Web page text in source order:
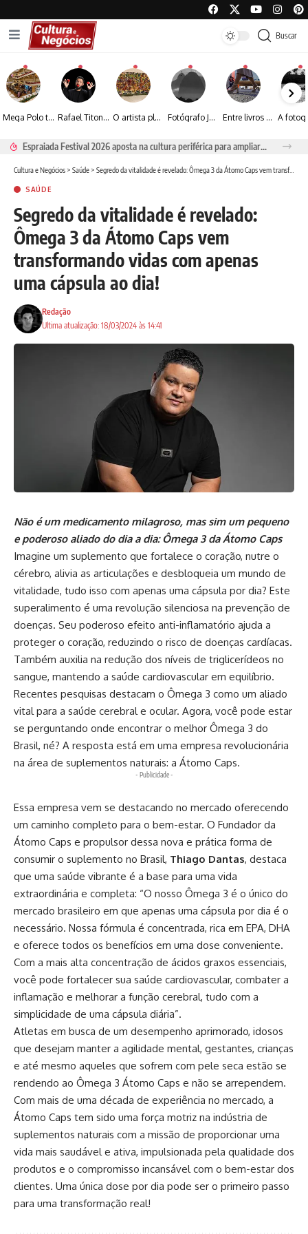
Buscar
Mega Polo transforma lançamento de coleção em plataforma nacional de negócios e projeta crescimento de mais de 15% Rafael Titonelly leva magia e acolhimento a crianças em tratamento oncológico em Juiz de Fora O artista plástico Jorge Luiz transforma sustentabilidade e criatividade em arte contemporânea Fotógrafo José Roberto apresenta um olhar sensível sobre arquitetura, formas e luz na fotografia Entre livros e fotografia autoral, Sebastião Reis consolida uma trajetória marcada pelo olhar artístico
Espraiada Festival 2026 aposta na cultura periférica para ampliar oportunidades na zona sul
Cultura e Negócios> Saúde> Segredo da vitalidade é revelado: Ômega 3 da Átomo Caps vem transformando vidas com apenas uma cápsula ao dia!
SAÚDE
Segredo da vitalidade é revelado:
Ômega 3 da Átomo Caps vem
transformando vidas com apenas
uma cápsula ao dia!
Ultima atualização: 18/03/2024 às 14:41
Redação
Não é um medicamento milagroso, mas sim um pequeno
e poderoso aliado do dia a dia: Ômega 3 da Átomo Caps
Imagine um suplemento que fortalece o coração, nutre o
cérebro, alivia as articulações e desbloqueia um mundo de
vitalidade, tudo isso com apenas uma cápsula por dia? Este
superalimento é uma revolução silenciosa na prevenção de
doenças. Seu poderoso efeito anti-inflamatório ajuda a
proteger o coração, reduzindo o risco de doenças cardíacas.
Também auxilia na redução dos níveis de triglicerídeos no
sangue, mantendo a saúde cardiovascular em equilíbrio.
Recentes pesquisas destacam o Ômega 3 como um aliado
vital para a saúde cerebral e ocular. Agora, você pode estar
se perguntando onde encontrar o melhor Ômega 3 do
Brasil, né? A resposta está em uma empresa revolucionária
na área de suplementos naturais: a Átomo Caps.
- Publicidade -
Essa empresa vem se destacando no mercado oferecendo
um caminho completo para o bem-estar. O Fundador da
Átomo Caps e propulsor dessa nova e prática forma de
consumir o suplemento no Brasil, Thiago Dantas, destaca
que uma saúde vibrante é a base para uma vida
extraordinária e completa: “O nosso Ômega 3 é o único do
mercado brasileiro em que apenas uma cápsula por dia é o
necessário. Nossa fórmula é concentrada, rica em EPA, DHA
e oferece todos os benefícios em uma dose conveniente.
Com a mais alta concentração de ácidos graxos essenciais,
você pode fortalecer sua saúde cardiovascular, combater a
inflamação e melhorar a função cerebral, tudo com a
simplicidade de uma cápsula diária”.
Atletas em busca de um desempenho aprimorado, idosos
que desejam manter a agilidade mental, gestantes, crianças
e até mesmo aqueles que sofrem com pele seca estão se
rendendo ao Ômega 3 Átomo Caps e não se arrependem.
Com mais de uma década de experiência no mercado, a
Átomo Caps tem sido uma força motriz na indústria de
suplementos naturais com a missão de proporcionar uma
vida mais saudável e ativa, impulsionada pela qualidade dos
produtos e o compromisso incansável com o bem-estar dos
clientes. Uma única dose por dia pode ser o primeiro passo
para uma transformação real!